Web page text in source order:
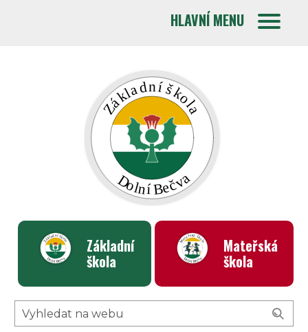
HLAVNÍ MENU
Základní
škola
Mateřská
škola